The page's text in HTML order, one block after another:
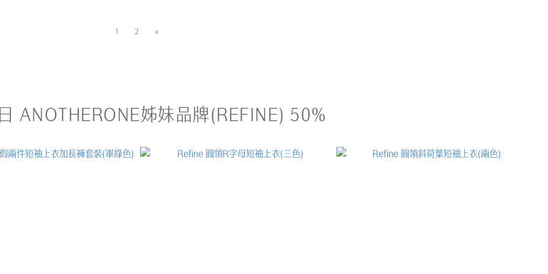
1 2 »
ANOTHERONE姊妹品牌(REFINE) 50%